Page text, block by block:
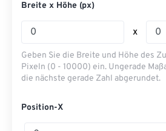
Breite x Höhe (px)
x
Geben Sie die Breite und Höhe des
Pixeln (0 - 10000) ein. Ungerade
die nächste gerade Zahl abgerundet.
Position-X